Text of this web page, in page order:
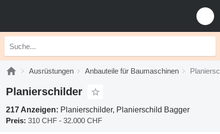
Ausrüstungen Anbauteile für Baumaschinen
Planierschilder
217 Anzeigen: Planierschilder, Planierschild Bagger
Preis: 310 CHF - 32.000 CHF